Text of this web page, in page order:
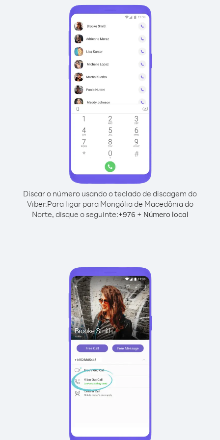
Discar o número usando o teclado de discagem do
Viber.Para ligar para Mongólia de Macedônia do
Norte, disque o seguinte:+976 + Número local